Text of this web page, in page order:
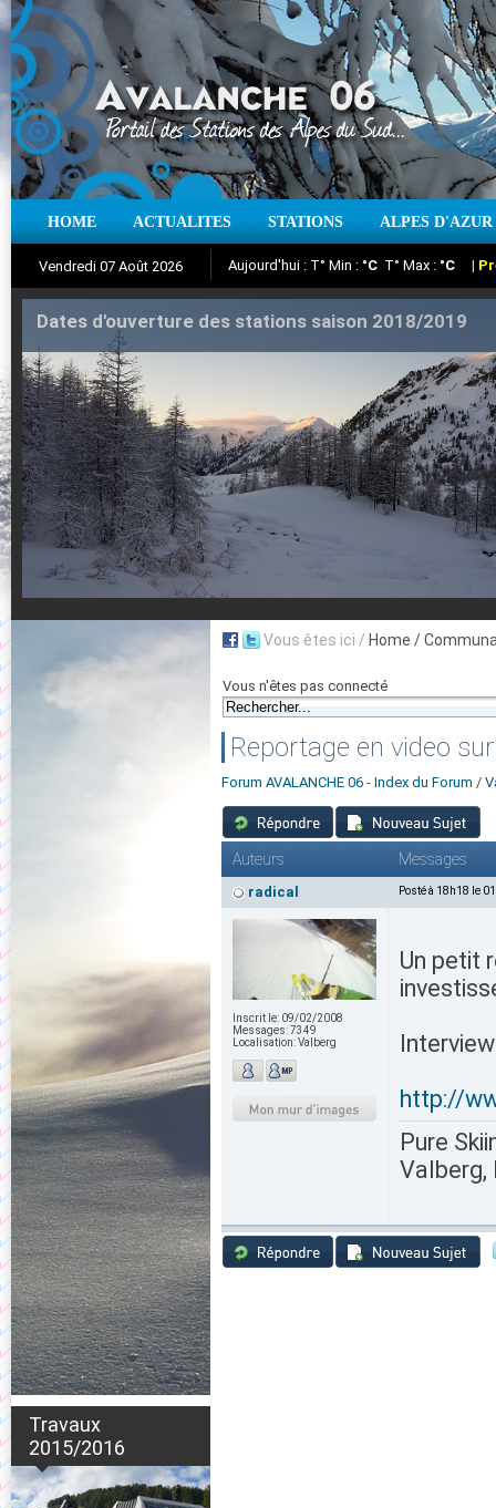
HOME ACTUALITES STATIONS ALPES D'AZUR
Vendredi 07 Août 2026
Aujourd'hui : T° Min :°CT° Max :°C |
Iso à 0° :mNeige sur 12 heures :cm
Suivez en direct l'actualité des stations
Travaux
2015/2016
Vous êtes ici / Home /
Vous n'êtes pas connecté
Reportage en video
Forum AVALANCHE 06 - Index du Forum /
Auteurs Messages
radical Posté à 18h18 le
Inscrit le: 09/02/2008
Messages:7349
Localisation:Valberg
Un petit
http://
Pure
Valberg,